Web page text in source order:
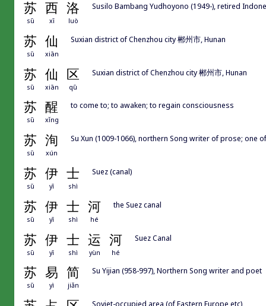
苏 西 洛
sū xī luò
Susilo Bambang Yudhoyono (1949-), retired
苏 仙
sū xiān
Suxian district of Chenzhou city 郴州市, Hunan
苏 仙 区
sū xiān qū
Suxian district of Chenzhou city 郴州市, Hunan
苏 醒
sū xǐng
to come to; to awaken; to regain consciousness
苏 洵
sū xún
Su Xun (1009-1066), northern Song writer of prose; one
苏 伊 士
sū yī shì
Suez (canal)
苏 伊 士 河
sū yī shì hé
the Suez canal
苏 伊 士 运 河
sū yī shì yùn hé
Suez Canal
苏 易 简
sū yì jiǎn
Su Yijian (958-997), Northern Song writer and poet
Soviet-occupied area (of Eastern Europe etc)